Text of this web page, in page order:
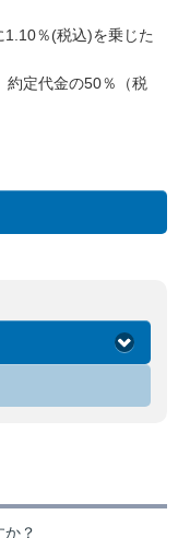
％(税込)を乗じた
約定代金の50％（税
？